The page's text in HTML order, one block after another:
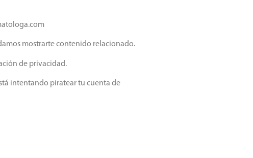
mostrarte contenido relacionado.
de privacidad.
intentando piratear tu cuenta de